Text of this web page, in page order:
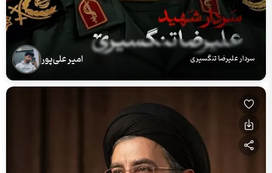
سردار علیرضا تنگسیری امیر علی‌پور